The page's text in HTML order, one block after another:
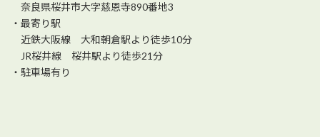
奈良県桜井市大字慈恩寺890番地3
・最寄り駅
近鉄大阪線 大和朝倉駅より徒歩10分
JR桜井線 桜井駅より徒歩21分
・駐車場有り